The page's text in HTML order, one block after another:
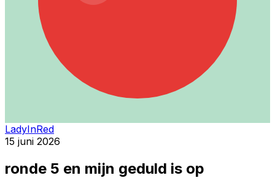
LadyInRed
15 juni 2026
ronde 5 en mijn geduld is op